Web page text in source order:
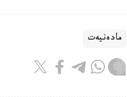
مادەنيەت